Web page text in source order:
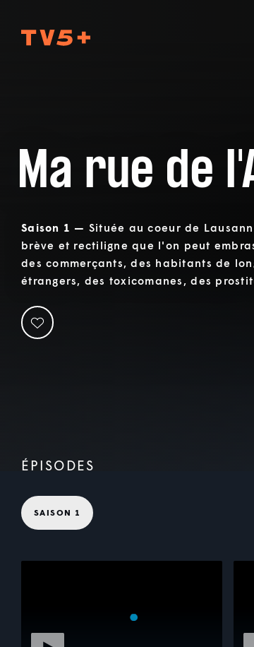
Ma rue de
Saison 1 — Située au coeur de
brève et rectiligne que l'on peut
des commerçants, des habitants de
étrangers, des toxicomanes, des
ÉPISODES
SAISON 1